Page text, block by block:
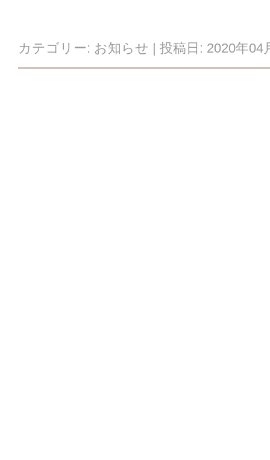
カテゴリー: お知らせ | 投稿日: 2020年04